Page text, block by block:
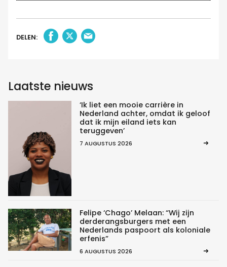
DELEN:
Laatste nieuws
‘Ik liet een mooie carrière in
Nederland achter, omdat ik geloof
dat ik mijn eiland iets kan
teruggeven’
7 AUGUSTUS 2026
Felipe ‘Chago’ Melaan: “Wij zijn
derderangsburgers met een
Nederlands paspoort als koloniale
erfenis”
6 AUGUSTUS 2026